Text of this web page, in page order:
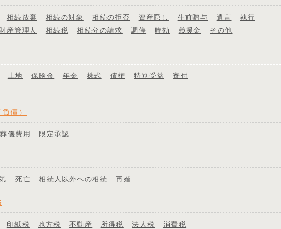
相続放棄 相続の対象 相続の拒否 資産隠し 生前贈与 遺言
執行
産管理人 相続税 相続分の請求 調停 時効 義援金 その他
土地 保険金 年金 株式 債権 特別受益 寄付
債）
葬儀費用 限定承認
死亡 相続人以外への相続 再婚
印紙税 地方税 不動産 所得税 法人税 消費税